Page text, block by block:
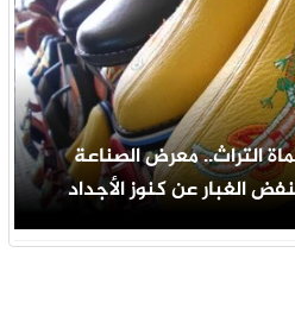
التراث.. معرض الصناعة
الغبار عن كنوز الأجداد